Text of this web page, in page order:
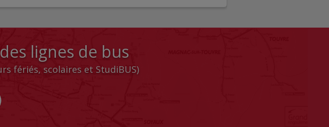
lignes de bus
fériés, scolaires et StudiBUS)